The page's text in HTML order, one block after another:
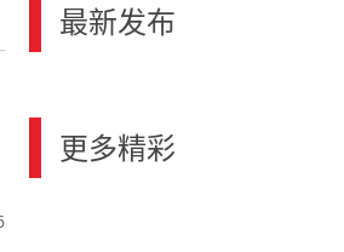
最新发布
更多精彩